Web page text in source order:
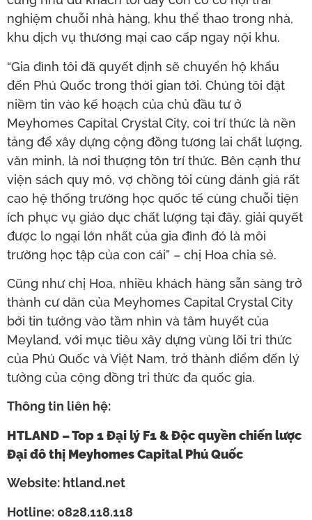
nghiệm chuỗi nhà hàng, khu thể thao trong nhà,
khu dịch vụ thương mại cao cấp ngay nội khu.
“Gia đình tôi đã quyết định sẽ chuyển hộ khẩu
đến Phú Quốc trong thời gian tới. Chúng tôi đặt
niềm tin vào kế hoạch của chủ đầu tư ở
Meyhomes Capital Crystal City, coi trí thức là nền
tảng để xây dựng cộng đồng tương lai chất lượng,
văn minh, là nơi thượng tôn trí thức. Bên cạnh thư
viện sách quy mô, vợ chồng tôi cùng đánh giá rất
cao hệ thống trường học quốc tế cùng chuỗi tiện
ích phục vụ giáo dục chất lượng tại đây, giải quyết
được lo ngại lớn nhất của gia đình đó là môi
trường học tập của con cái” – chị Hoa chia sẻ.
Cũng như chị Hoa, nhiều khách hàng sẵn sàng trở
thành cư dân của Meyhomes Capital Crystal City
bởi tin tưởng vào tầm nhìn và tâm huyết của
Meyland, với mục tiêu xây dựng vùng lõi tri thức
của Phú Quốc và Việt Nam, trở thành điểm đến lý
tưởng của cộng đồng tri thức đa quốc gia.
Thông tin liên hệ:
HTLAND – Top 1 Đại lý F1 & Độc quyền chiến lược
Đại đô thị Meyhomes Capital Phú Quốc
Website: htland.net
Hotline: 0828.118.118